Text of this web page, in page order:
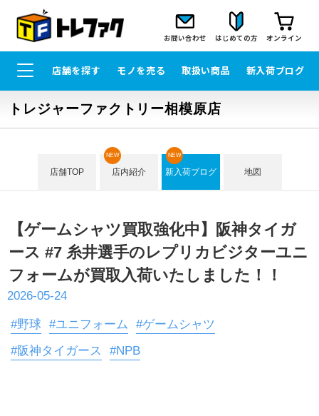
お問い合わせ はじめての方 オンライン
店舗を探す モノを売る 取扱い商品 新入荷ブログ
トレジャーファクトリー相模原店
店舗TOP 店内紹介
NEW
新入荷ブログ
NEW
地図
【ゲームシャツ買取強化中】阪神タイガ
ース #7 糸井選手のレプリカビジターユニ
フォームが買取入荷いたしました！！
2026-05-24
#野球 #ユニフォーム
#ゲームシャツ
#阪神タイガース
#NPB